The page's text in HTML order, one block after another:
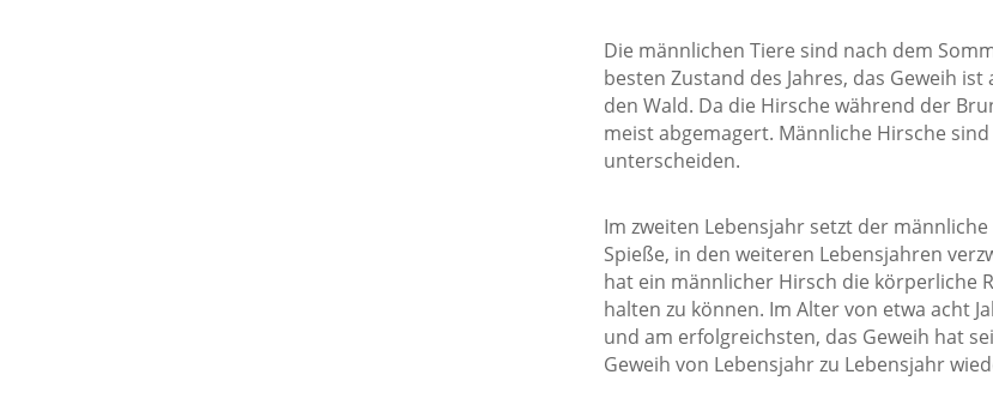
Die männlichen Tiere sind nach dem
besten Zustand des Jahres, das Geweih
den Wald. Da die Hirsche während der
meist abgemagert. Männliche Hirsche
unterscheiden.
Im zweiten Lebensjahr setzt der
Spieße, in den weiteren Lebensjahren
hat ein männlicher Hirsch die körperliche
halten zu können. Im Alter von etwa acht
und am erfolgreichsten, das Geweih hat
Geweih von Lebensjahr zu Lebensjahr